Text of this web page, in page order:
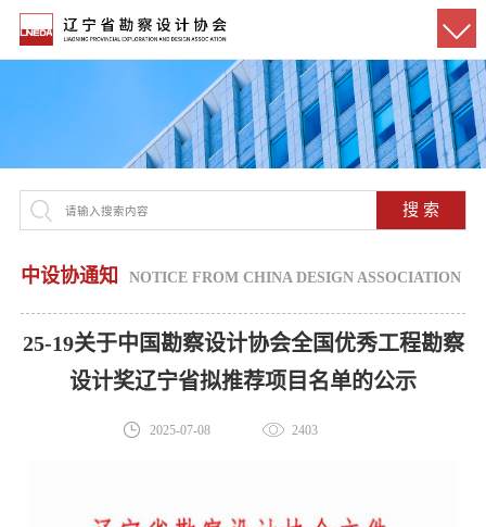
搜 索
中设协通知 NOTICE FROM CHINA DESIGN ASSOCIATION
25-19关于中国勘察设计协会全国优秀工程勘察
设计奖辽宁省拟推荐项目名单的公示
2025-07-08 2403